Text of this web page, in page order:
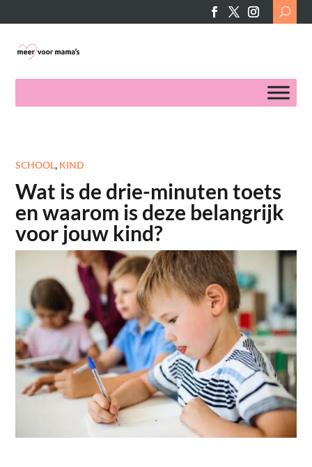
Search
for:
SCHOOL, KIND
Wat is de drie-minuten toets
en waarom is deze belangrijk
voor jouw kind?